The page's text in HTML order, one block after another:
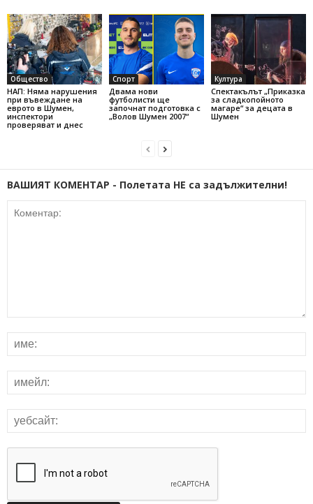
Общество
НАП: Няма нарушения
при въвеждане на
еврото в Шумен,
инспектори
проверяват и днес
Спорт
Двама нови
футболисти ще
започнат подготовка с
„Волов Шумен 2007“
Култура
Спектакълът „Приказка
за сладкопойното
магаре“ за децата в
Шумен
ВАШИЯТ КОМЕНТАР - Полетата НЕ са задължителни!